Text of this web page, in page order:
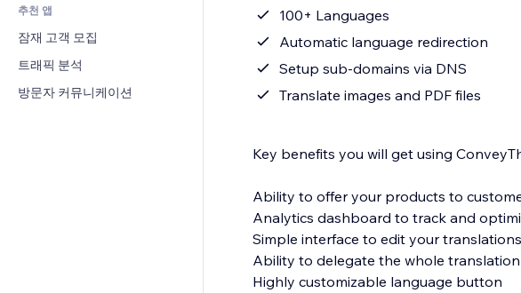
일기예보
차트 및 표
CRM
추천 앱
잠재 고객 모집
트래픽 분석
방문자 커뮤니케이션
100+ Languages
Automatic language redirection
Setup sub-domains via DNS
Translate images and PDF files
Key benefits you will get using
Ability to offer your products to
Analytics dashboard to track and
Simple interface to edit your translations
Ability to delegate the whole
Highly customizable language button